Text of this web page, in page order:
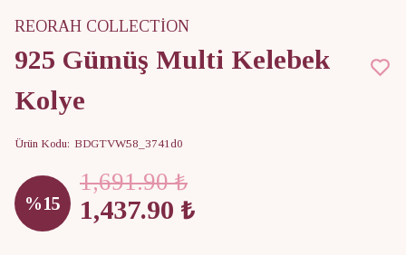
REORAH COLLECTİON
925 Gümüş Multi Kelebek
Kolye
Ürün Kodu: BDGTVW58_3741d0
%15
1,691.90 ₺
1,437.90 ₺